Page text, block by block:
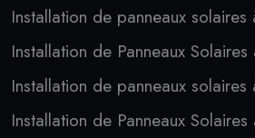
Installation de panneaux
Installation de Panneaux
Installation de panneaux solaires
Installation de Panneaux